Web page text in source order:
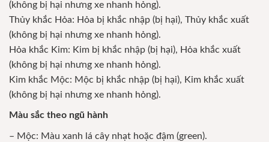
(không bị hại nhưng xe nhanh hỏng).
Thủy khắc Hỏa: Hỏa bị khắc nhập (bị hại), Thủy khắc xuất
(không bị hại nhưng xe nhanh hỏng).
Hỏa khắc Kim: Kim bị khắc nhập (bị hại), Hỏa khắc xuất
(không bị hại nhưng xe nhanh hỏng).
Kim khắc Mộc: Mộc bị khắc nhập (bị hại), Kim khắc xuất
(không bị hại nhưng xe nhanh hỏng).
Màu sắc theo ngũ hành
– Mộc: Màu xanh lá cây nhạt hoặc đậm (green).